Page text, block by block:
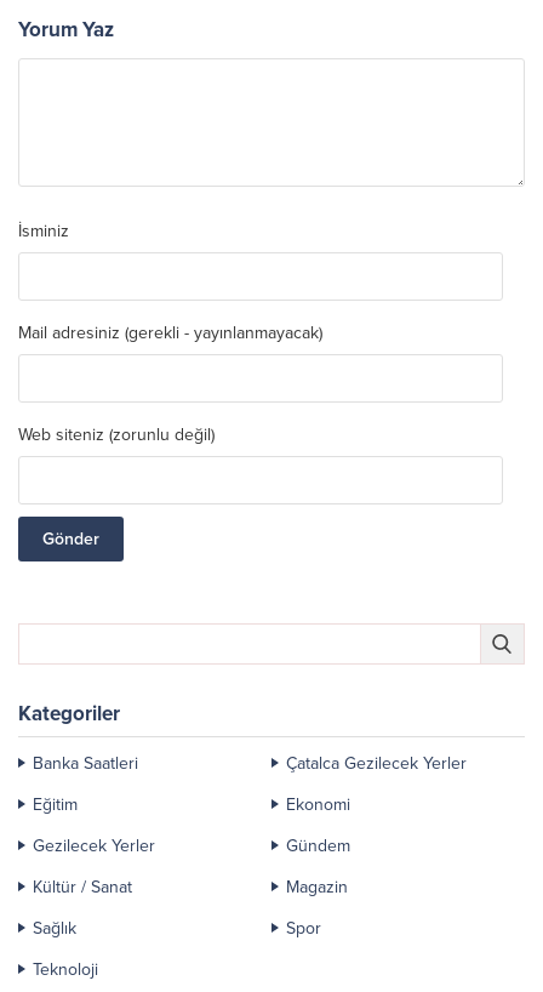
Yorum Yaz
İsminiz
Mail adresiniz (gerekli - yayınlanmayacak)
Web siteniz (zorunlu değil)
Kategoriler
Banka Saatleri
Çatalca Gezilecek Yerler
Eğitim
Ekonomi
Gezilecek Yerler
Gündem
Kültür / Sanat
Magazin
Sağlık
Spor
Teknoloji